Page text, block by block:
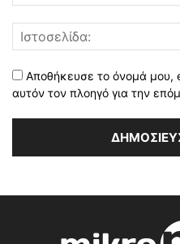
Αποθήκευσε το όνομά μου,
αυτόν τον πλοηγό για την